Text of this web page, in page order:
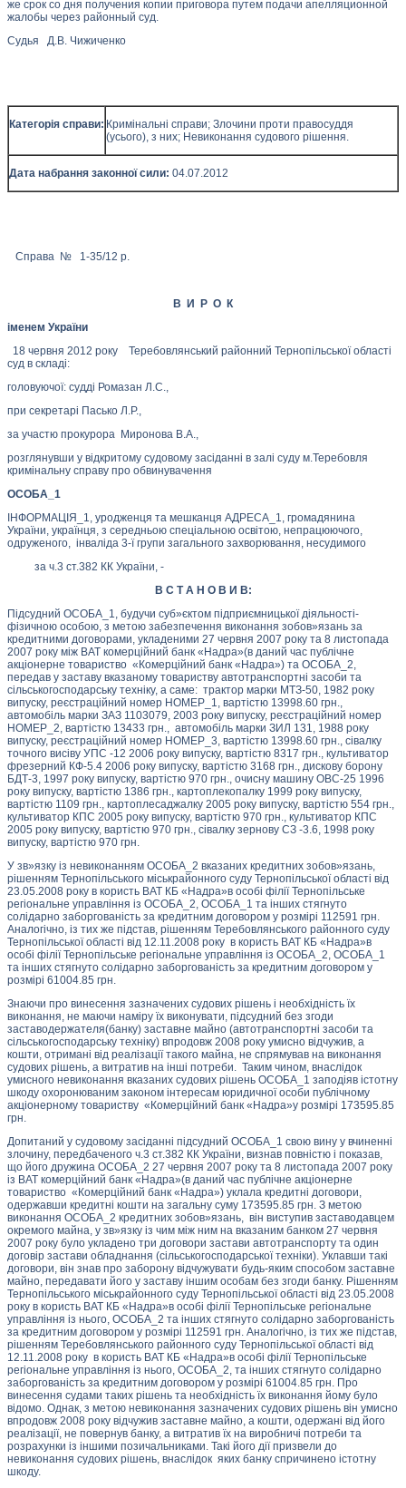
же срок со дня получения копии приговора путем подачи апелляционной
жалобы через районный суд.
Судья Д.В. Чижиченко
Категорія справи: Кримінальні справи; Злочини проти правосуддя
(усього), з них; Невиконання судового рішення.
Дата набрання законної сили: 04.07.2012
Справа № 1-35/12 р.
В И Р О К
іменем України
18 червня 2012 року Теребовлянський районний Тернопільської області
суд в складі:
головуючої: судді Ромазан Л.С.,
при секретарі Пасько Л.Р.,
за участю прокурора Миронова В.А.,
розглянувши у відкритому судовому засіданні в залі суду м.Теребовля
кримінальну справу про обвинувачення
ОСОБА_1
ІНФОРМАЦІЯ_1, уродженця та мешканця АДРЕСА_1, громадянина
України, українця, з середньою спеціальною освітою, непрацюючого,
одруженого, інваліда 3-ї групи загального захворювання, несудимого
за ч.3 ст.382 КК України, -
В С Т А Н О В И В:
Підсудний ОСОБА_1, будучи суб»єктом підприємницької діяльності-
фізичною особою, з метою забезпечення виконання зобов»язань за
кредитними договорами, укладеними 27 червня 2007 року та 8 листопада
2007 року між ВАТ комерційний банк «Надра»(в даний час публічне
акціонерне товариство «Комерційний банк «Надра») та ОСОБА_2,
передав у заставу вказаному товариству автотранспортні засоби та
сільськогосподарську техніку, а саме: трактор марки МТЗ-50, 1982 року
випуску, реєстраційний номер НОМЕР_1, вартістю 13998.60 грн.,
автомобіль марки ЗАЗ 1103079, 2003 року випуску, реєстраційний номер
НОМЕР_2, вартістю 13433 грн., автомобіль марки ЗИЛ 131, 1988 року
випуску, реєстраційний номер НОМЕР_3, вартістю 13998.60 грн., сівалку
точного висіву УПС -12 2006 року випуску, вартістю 8317 грн., культиватор
фрезерний КФ-5.4 2006 року випуску, вартістю 3168 грн., дискову борону
БДТ-3, 1997 року випуску, вартістю 970 грн., очисну машину ОВС-25 1996
року випуску, вартістю 1386 грн., картоплекопалку 1999 року випуску,
вартістю 1109 грн., картоплесаджалку 2005 року випуску, вартістю 554 грн.,
культиватор КПС 2005 року випуску, вартістю 970 грн., культиватор КПС
2005 року випуску, вартістю 970 грн., сівалку зернову СЗ -3.6, 1998 року
випуску, вартістю 970 грн.
У зв»язку із невиконанням ОСОБА_2 вказаних кредитних зобов»язань,
рішенням Тернопільського міськрайонного суду Тернопільської області від
23.05.2008 року в користь ВАТ КБ «Надра»в особі філії Тернопільське
регіональне управління із ОСОБА_2, ОСОБА_1 та інших стягнуто
солідарно заборгованість за кредитним договором у розмірі 112591 грн.
Аналогічно, із тих же підстав, рішенням Теребовлянського районного суду
Тернопільської області від 12.11.2008 року в користь ВАТ КБ «Надра»в
особі філії Тернопільське регіональне управління із ОСОБА_2, ОСОБА_1
та інших стягнуто солідарно заборгованість за кредитним договором у
розмірі 61004.85 грн.
Знаючи про винесення зазначених судових рішень і необхідність їх
виконання, не маючи наміру їх виконувати, підсудний без згоди
заставодержателя(банку) заставне майно (автотранспортні засоби та
сільськогосподарську техніку) впродовж 2008 року умисно відчужив, а
кошти, отримані від реалізації такого майна, не спрямував на виконання
судових рішень, а витратив на інші потреби. Таким чином, внаслідок
умисного невиконання вказаних судових рішень ОСОБА_1 заподіяв істотну
шкоду охоронюваним законом інтересам юридичної особи публічному
акціонерному товариству «Комерційний банк «Надра»у розмірі 173595.85
грн.
Допитаний у судовому засіданні підсудний ОСОБА_1 свою вину у вчиненні
злочину, передбаченого ч.3 ст.382 КК України, визнав повністю і показав,
що його дружина ОСОБА_2 27 червня 2007 року та 8 листопада 2007 року
із ВАТ комерційний банк «Надра»(в даний час публічне акціонерне
товариство «Комерційний банк «Надра») уклала кредитні договори,
одержавши кредитні кошти на загальну суму 173595.85 грн. З метою
виконання ОСОБА_2 кредитних зобов»язань, він виступив заставодавцем
окремого майна, у зв»язку із чим між ним на вказаним банком 27 червня
2007 року було укладено три договори застави автотранспорту та один
договір застави обладнання (сільськогосподарської техніки). Уклавши такі
договори, він знав про заборону відчужувати будь-яким способом заставне
майно, передавати його у заставу іншим особам без згоди банку. Рішенням
Тернопільського міськрайонного суду Тернопільської області від 23.05.2008
року в користь ВАТ КБ «Надра»в особі філії Тернопільське регіональне
управління із нього, ОСОБА_2 та інших стягнуто солідарно заборгованість
за кредитним договором у розмірі 112591 грн. Аналогічно, із тих же підстав,
рішенням Теребовлянського районного суду Тернопільської області від
12.11.2008 року в користь ВАТ КБ «Надра»в особі філії Тернопільське
регіональне управління із нього, ОСОБА_2, та інших стягнуто солідарно
заборгованість за кредитним договором у розмірі 61004.85 грн. Про
винесення судами таких рішень та необхідність їх виконання йому було
відомо. Однак, з метою невиконання зазначених судових рішень він умисно
впродовж 2008 року відчужив заставне майно, а кошти, одержані від його
реалізації, не повернув банку, а витратив їх на виробничі потреби та
розрахунки із іншими позичальниками. Такі його дії призвели до
невиконання судових рішень, внаслідок яких банку спричинено істотну
шкоду.